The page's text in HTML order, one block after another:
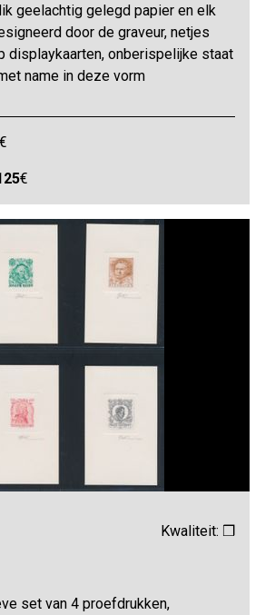
geelachtig gelegd papier en elk
door de graveur, netjes
displaykaarten, onberispelijke staat
name in deze vorm
€
€
Kwaliteit: ❒
set van 4 proefdrukken,